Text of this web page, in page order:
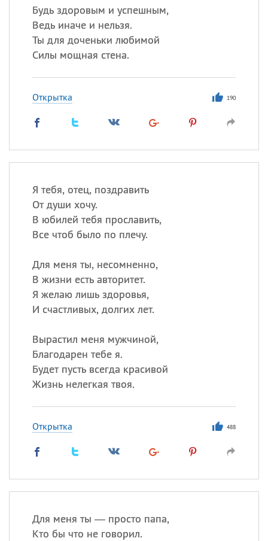
Будь здоровым и успешным,
Ведь иначе и нельзя.
Ты для доченьки любимой
Силы мощная стена.
Открытка 190
Я тебя, отец, поздравить
От души хочу.
В юбилей тебя прославить,
Все чтоб было по плечу.
Для меня ты, несомненно,
В жизни есть авторитет.
Я желаю лишь здоровья,
И счастливых, долгих лет.
Вырастил меня мужчиной,
Благодарен тебе я.
Будет пусть всегда красивой
Жизнь нелегкая твоя.
Открытка 488
Для меня ты — просто папа,
Кто бы что не говорил.